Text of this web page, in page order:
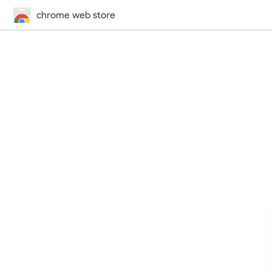
chrome web store